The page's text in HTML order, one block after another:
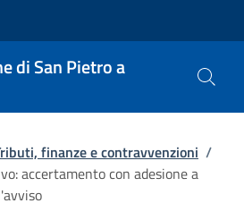
di San Pietro a
finanze e contravvenzioni /
accertamento con adesione a